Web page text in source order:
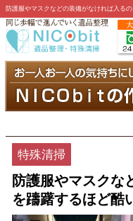
防護服やマスクなどの装備がなければ入る
ニコビットの作業実績詳細です
特殊清掃
防護服やマスクな
を躊躇するほど酷